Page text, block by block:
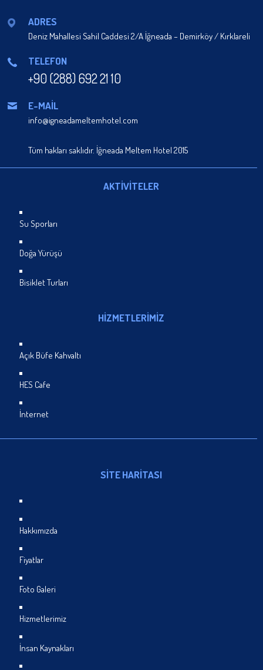
ADRES
Deniz Mahallesi Sahil Caddesi 2/A İğneada – Demirköy / Kırklareli
TELEFON
+90 (288) 692 21 10
E-MAİL
info@igneadameltemhotel.com
Tüm hakları saklıdır. İğneada Meltem Hotel 2015
AKTİVİTELER
Su Sporları
Doğa Yürüşü
Bisiklet Turları
HİZMETLERİMİZ
Açık Büfe Kahvaltı
HES Cafe
İnternet
SİTE HARİTASI
Hakkımızda
Fiyatlar
Foto Galeri
Hizmetlerimiz
İnsan Kaynakları